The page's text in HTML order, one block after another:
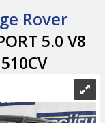
Rover
5.0 V8